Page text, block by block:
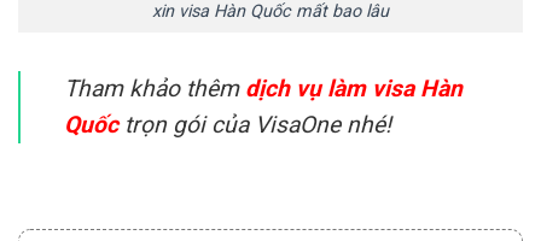
xin visa Hàn Quốc mất bao lâu
Tham khảo thêm dịch vụ làm visa Hàn
Quốctrọn gói của VisaOne nhé!